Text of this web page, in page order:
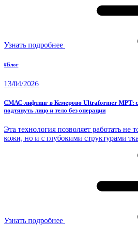
Узнать подробнее
#Блог
13/04/2026
СМАС-лифтинг в Кемерово Ultraformer MPT:
подтянуть лицо и тело без операции
Эта технология позволяет работать не
кожи, но и с глубокими структурами
Узнать подробнее